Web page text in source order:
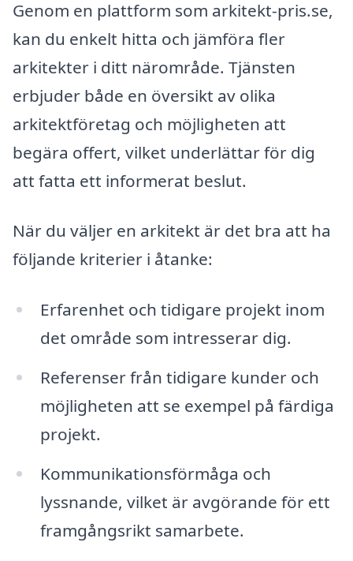
Genom en plattform som arkitekt-pris.se,
kan du enkelt hitta och jämföra fler
arkitekter i ditt närområde. Tjänsten
erbjuder både en översikt av olika
arkitektföretag och möjligheten att
begära offert, vilket underlättar för dig
att fatta ett informerat beslut.
När du väljer en arkitekt är det bra att ha
följande kriterier i åtanke:
Erfarenhet och tidigare projekt inom
det område som intresserar dig.
Referenser från tidigare kunder och
möjligheten att se exempel på färdiga
projekt.
Kommunikationsförmåga och
lyssnande, vilket är avgörande för ett
framgångsrikt samarbete.